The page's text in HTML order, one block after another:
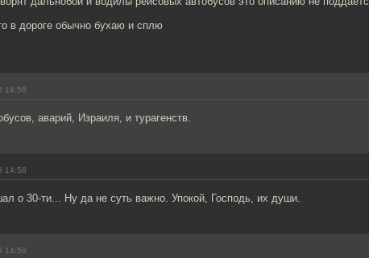
в дороге обычно бухаю и сплю
14:58
аварий, Израиля, и турагенств.
14:58
о 30-ти... Ну да не суть важно. Упокой, Господь, их души.
14:59